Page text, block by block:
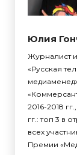
Юлия
Журналист
«Русская
2016-2018
гг.: топ 3 в
всех
Премии